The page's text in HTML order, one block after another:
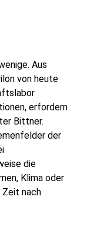
Aus
von heute
erfordern
Bittner.
der
die
Klima oder
Zeit nach